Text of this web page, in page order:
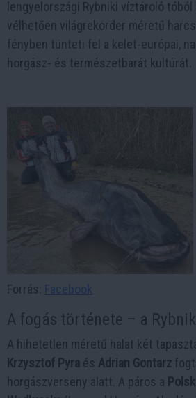
lengyelországi Rybniki víztároló
vélhetően világrekorder méretű
fényben tünteti fel a kelet-európai,
horgász- és természetbarát kultúrát.
Forrás: Facebook
A fogás története – a
A hihetetlen méretű halat két
Krzysztof Pyra és Adrian Gontarz
horgászverseny alatt. A páros a